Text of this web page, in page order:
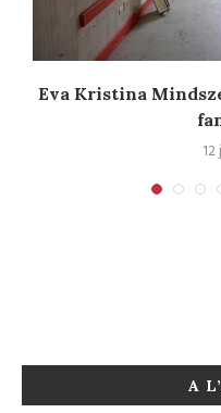
Eva Kristina
A